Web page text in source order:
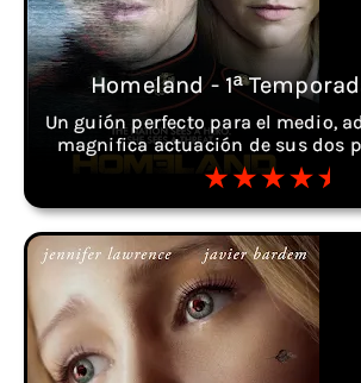
Homeland - 1ª
Un guión perfecto para el medio,
magnifica actuación de sus dos